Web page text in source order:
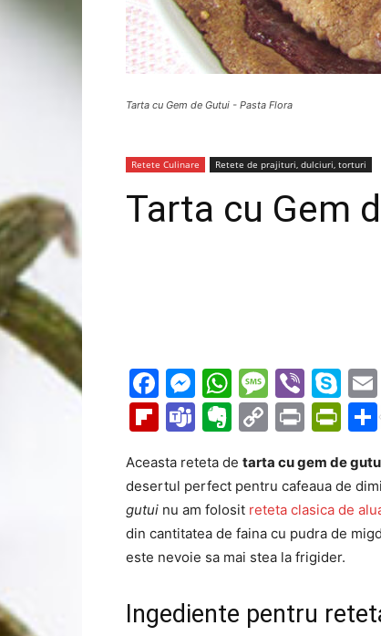
Tarta cu Gem de Gutui - Pasta Flora
Retete Culinare Retete de prajituri, dulciuri, torturi
Tarta cu Gem
Facebook
Messenger
WhatsApp
Viber
Flipboard
Teams
Evernote
CopyPrint
Aceasta reteta de tarta cu gem de
desertul perfect pentru cafeaua de
gutui nu am folosit reteta clasica de
din cantitatea de faina cu pudra de
este nevoie sa mai stea la frigider.
Ingediente pentru